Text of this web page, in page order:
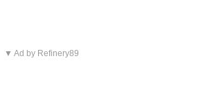
▼ Ad by Refinery89